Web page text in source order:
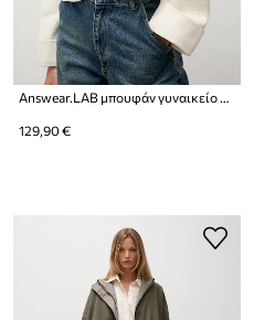
Answear.LAB μπουφάν γυναικείο με βαμβάκι
129,90 €